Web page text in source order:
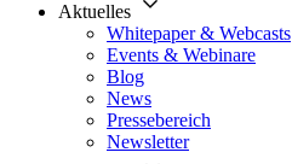
Aktuelles
Whitepaper & Webcasts
Events & Webinare
Blog
News
Pressebereich
Newsletter